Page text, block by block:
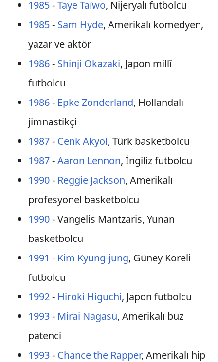
1985-Taye Taïwo, Nijeryalı futbolcu
1985- Sam Hyde, Amerikalı komedyen,
yazar ve aktör
1986- Shinji Okazaki, Japon millî
futbolcu
1986- Epke Zonderland, Hollandalı
jimnastikçi
1987- Cenk Akyol, Türk basketbolcu
1987-Aaron Lennon, İngiliz futbolcu
1990- Reggie Jackson, Amerikalı
profesyonel basketbolcu
1990- Vangelis Mantzaris, Yunan
basketbolcu
1991 - Kim Kyung-jung, Güney Koreli
futbolcu
1992- Hiroki Higuchi, Japon futbolcu
1993- Mirai Nagasu, Amerikalı buz
patenci
1993- Chance the Rapper, Amerikalı hip